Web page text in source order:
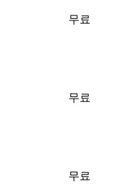
무료
무료
무료